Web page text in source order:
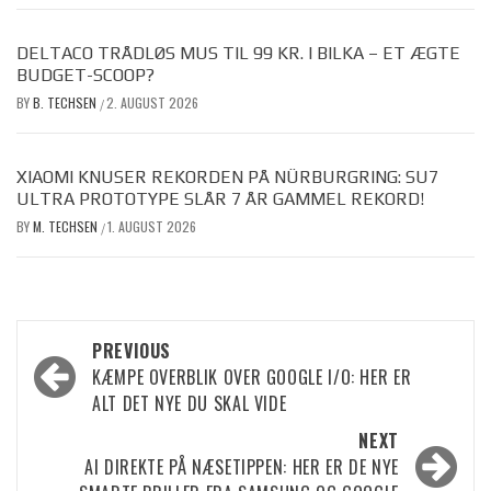
DELTACO TRÅDLØS MUS TIL 99 KR. I BILKA – ET ÆGTE
BUDGET-SCOOP?
BYB. TECHSEN /2. AUGUST 2026
XIAOMI KNUSER REKORDEN PÅ NÜRBURGRING: SU7
ULTRA PROTOTYPE SLÅR 7 ÅR GAMMEL REKORD!
BYM. TECHSEN /1. AUGUST 2026
Post
navigation
PREVIOUS
KÆMPE OVERBLIK OVER GOOGLE I/O: HER ER
ALT DET NYE DU SKAL VIDE
NEXT
AI DIREKTE PÅ NÆSETIPPEN: HER ER DE NYE